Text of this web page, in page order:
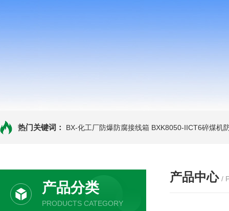
热门关键词： BX-化工厂防爆防腐接线箱 BXK8050-IICT6碎煤机
产品分类
PRODUCTS CATEGORY
产品中心 /